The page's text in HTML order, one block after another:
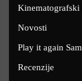
Kinematografski
Novosti
Play it again Sam
Recenzije